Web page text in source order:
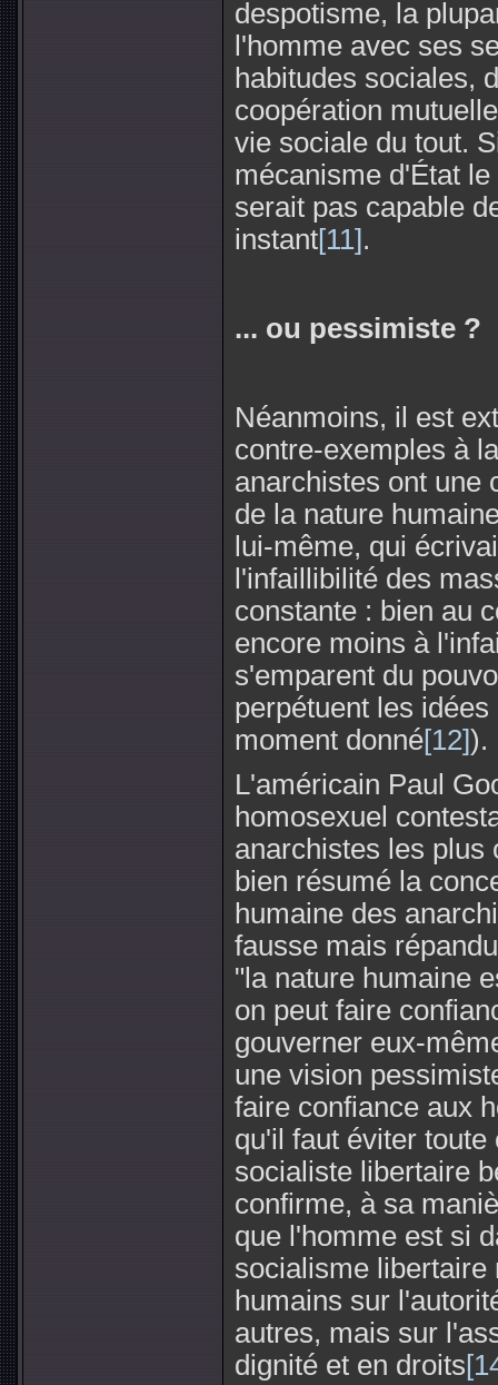
despotisme, la
l'homme avec ses
habitudes sociales,
coopération
vie sociale du tout.
mécanisme d'État
serait pas capable
instant[11].
... ou pessimiste ?
Néanmoins, il est
contre-exemples à
anarchistes ont une
de la nature
lui-même, qui
l'infaillibilité des
constante : bien au
encore moins à
s'emparent du
perpétuent les
moment donné[12]).
L'américain Paul
homosexuel
anarchistes les plus
bien résumé la
humaine des
fausse mais
"la nature humaine
on peut faire
gouverner eux-
une vision
faire confiance aux
qu'il faut éviter
socialiste libertaire
confirme, à sa
que l'homme est si
socialisme libertaire
humains sur
autres, mais sur
dignité et en droits